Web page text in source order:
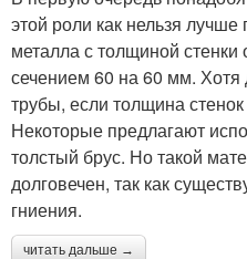
этой роли как нельзя
металла с толщиной
сечением 60 на 60 мм. Хотя
трубы, если толщина
Некоторые предлагают
толстый брус. Но такой
долговечен, так как
гниения.
читать дальше →